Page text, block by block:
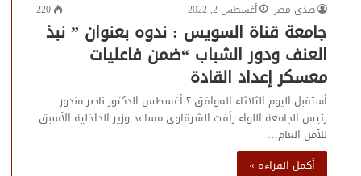
صدى مصر
أغسطس 2, 2022 220
جامعة قناة السويس : ندوه بعنوان ” نبذ
العنف ودور الشباب “ضمن فاعليات
معسكر إعداد القادة
أستقبل اليوم الثلاثاء الموافق ٢ أغسطس الدكتور ناصر مندور
رئيس الجامعة اللواء رأفت الشرقاوى مساعد وزير الداخلية الأسبق
للأمن العام…
أكمل القراءة »